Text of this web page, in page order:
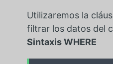
Utilizaremos la
filtrar los datos del
Sintaxis WHERE